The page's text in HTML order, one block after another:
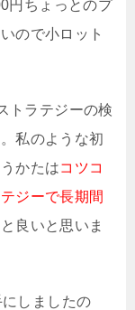
円ちょっとのプ
ので小ロット
トラテジーの検
私のような初
かたはコツコ
ジーで長期間
良いと思いま
しましたの